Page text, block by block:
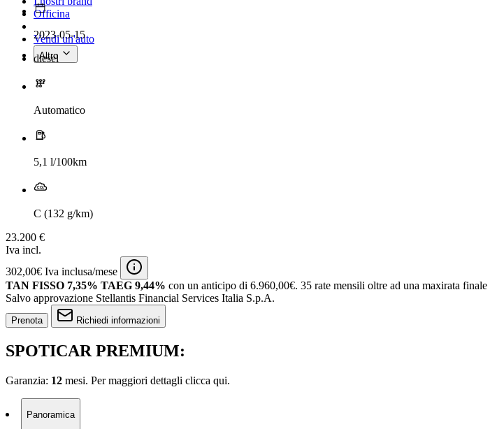
Officina
Vendi un'auto
Altro
2023-05-15
diesel
Automatico
5,1 l/100km
C (132 g/km)
23.200 €
Iva incl.
302,00€ Iva inclusa/mese
TAN FISSO 7,35% TAEG 9,44% con un anticipo di 6.960,00€. 35 rate mensili oltre ad una maxirata
Salvo approvazione Stellantis Financial Services Italia S.p.A.
Prenota Richiedi informazioni
SPOTICAR PREMIUM:
Garanzia: 12 mesi. Per maggiori dettagli clicca qui.
Panoramica